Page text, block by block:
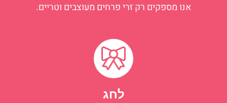
אנו מספקים רק זרי פרחים מעוצבים וטריים.
לחג